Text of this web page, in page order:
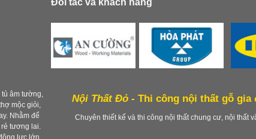
tủ âm tường,
mộc giỏi,
Nhằm để
rẻ tương lai.
Nội Thất Đỏ - Thi công nội thất gỗ
Chuyên thiết kế và thi công nội thất chung cư, nội thất